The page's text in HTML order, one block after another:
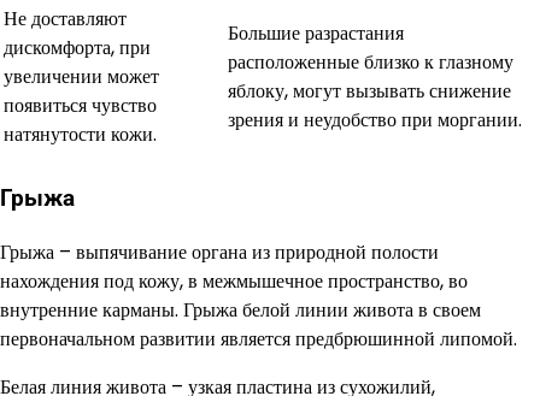
Не доставляют
дискомфорта, при
увеличении может
появиться чувство
натянутости кожи.
Большие разрастания
расположенные близко к глазному
яблоку, могут вызывать снижение
зрения и неудобство при моргании.
Грыжа
Грыжа – выпячивание органа из природной полости
нахождения под кожу, в межмышечное пространство, во
внутренние карманы. Грыжа белой линии живота в своем
первоначальном развитии является предбрюшинной липомой.
Белая линия живота – узкая пластина из сухожилий,